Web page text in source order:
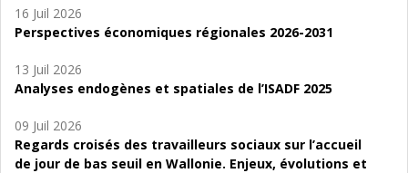
16 Juil 2026
Perspectives économiques régionales 2026-2031
13 Juil 2026
Analyses endogènes et spatiales de l’ISADF 2025
09 Juil 2026
Regards croisés des travailleurs sociaux sur l’accueil
de jour de bas seuil en Wallonie. Enjeux, évolutions et